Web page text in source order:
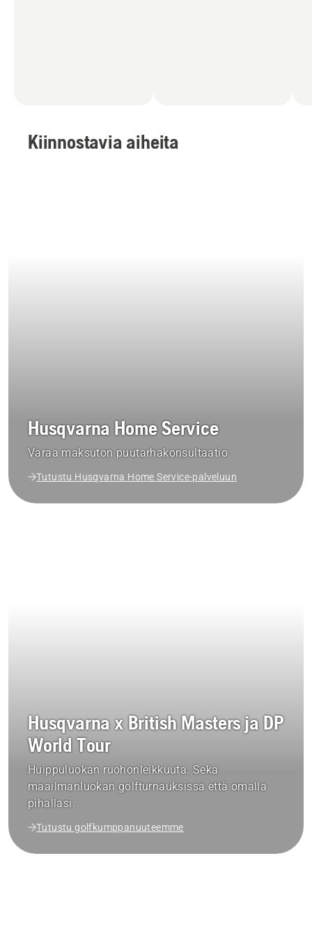
Kiinnostavia aiheita
Husqvarna Home Service
Varaa maksuton puutarhakonsultaatio
Tutustu Husqvarna Home Service-palveluun
Husqvarna x British Masters ja DP
World Tour
Huippuluokan ruohonleikkuuta. Sekä
maailmanluokan golfturnauksissa että omalla
pihallasi.
Tutustu golfkumppanuuteemme